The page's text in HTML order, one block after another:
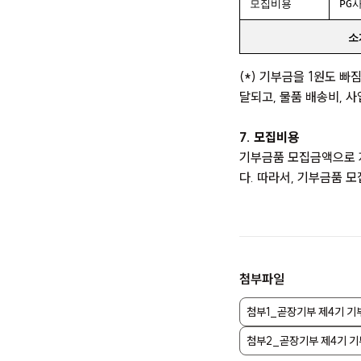
모집비용 PG
소
(*) 기부금을 1원도 빠
달되고, 물품 배송비,
7. 모집비용
기부금품 모집금액으
다. 따라서, 기부금품
첨부파일
첨부1_곧장기부 제4기
첨부2_곧장기부 제4기